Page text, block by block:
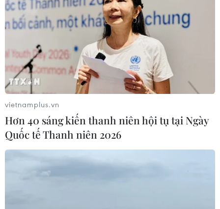
TIN CÙNG CHUYÊN MỤC
Pháp cảnh giác nguy cơ thao túng
thông tin trước bầu cử tổng thống
vietnamplus.vn
Hơn 40 sáng kiến thanh niên hội tụ tại Ngày
Quốc tế Thanh niên 2026